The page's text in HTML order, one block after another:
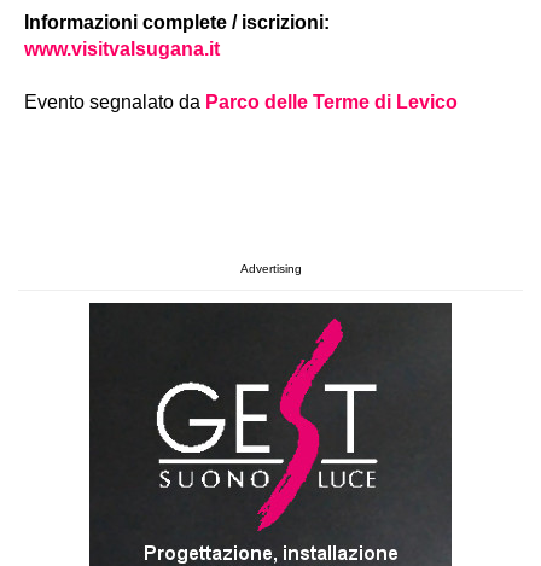
Informazioni complete / iscrizioni:
www.visitvalsugana.it
Evento segnalato da Parco delle Terme di Levico
Advertising